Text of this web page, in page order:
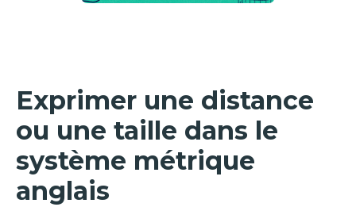
Exprimer une distance
ou une taille dans le
système métrique
anglais